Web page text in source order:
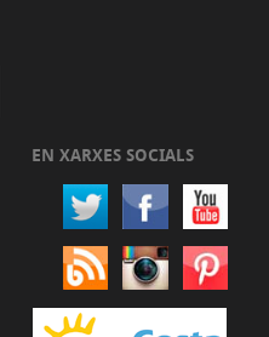
EN XARXES SOCIALS